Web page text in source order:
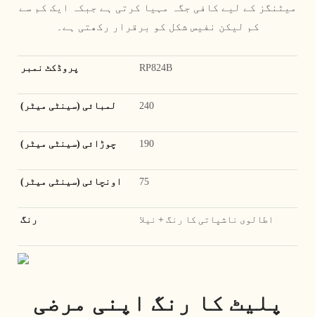
میٹنگز کے لیے کافی جگہ مہیا کرتی ہے جبکہ ایک کم سے
کم لیکن نفیس شکل کو برقرار رکھتی ہے۔
پروڈکٹ نمبر RP824B
لمبائی (سینٹی میٹر) 240
چوڑائی (سینٹی میٹر) 190
اونچائی (سینٹی میٹر) 75
رنگ اطالوی ناشپاتی کا رنگ + نیلا
پلیٹ کا رنگ اپنی مرضی